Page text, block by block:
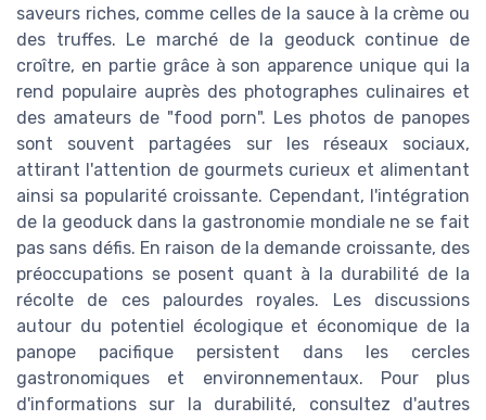
saveurs riches, comme celles de la sauce à la crème ou
des truffes. Le marché de la geoduck continue de
croître, en partie grâce à son apparence unique qui la
rend populaire auprès des photographes culinaires et
des amateurs de "food porn". Les photos de panopes
sont souvent partagées sur les réseaux sociaux,
attirant l'attention de gourmets curieux et alimentant
ainsi sa popularité croissante. Cependant, l'intégration
de la geoduck dans la gastronomie mondiale ne se fait
pas sans défis. En raison de la demande croissante, des
préoccupations se posent quant à la durabilité de la
récolte de ces palourdes royales. Les discussions
autour du potentiel écologique et économique de la
panope pacifique persistent dans les cercles
gastronomiques et environnementaux. Pour plus
d'informations sur la durabilité, consultez d'autres